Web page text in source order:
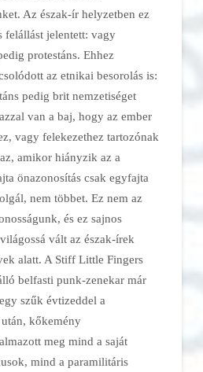
Az észak-ír helyzetben ez
felállást jelentett: vagy
protestáns. Ehhez
az etnikai besorolás is:
pedig brit nemzetiséget
van a baj, hogy az ember
vagy felekezethez tartozónak
amikor hiányzik az a
önazonosítás csak egyfajta
nem többet. Ez nem az
és ez sajnos
vált az észak-írek
alatt. A StiffLittle Fingers
belfasti punk-zenekar már
szűk évtizeddel a
kőkemény
meg mind a saját
mind a paramilitáris